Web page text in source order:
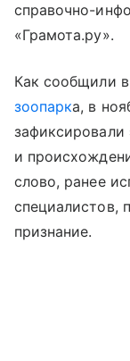
справочно-
«Грамота.ру».
Как сообщили
зоопарка, в
зафиксировали
и
слово, ранее
специалистов,
признание.